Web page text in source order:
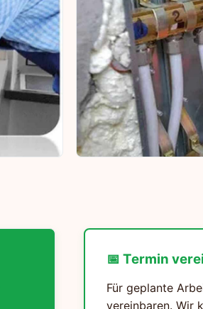
📅 Termin
Für geplante
vereinbaren. Wir